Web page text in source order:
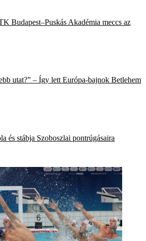
Budapest–Puskás Akadémia meccs az
utat?” – Így lett Európa-bajnok Betlehem
és stábja Szoboszlai pontrúgásaira